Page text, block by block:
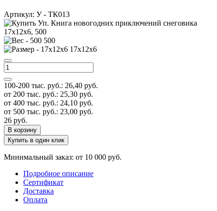
Артикул: У - ТК013
500
17х12х6
100-200 тыс. руб.: 26,40 руб.
от 200 тыс. руб.: 25,30 руб.
от 400 тыс. руб.: 24,10 руб.
от 500 тыс. руб.: 23,00 руб.
26 руб.
В корзину
Купить в один клик
Минимальный заказ: от 10 000 руб.
Подробное описание
Сертификат
Доставка
Оплата